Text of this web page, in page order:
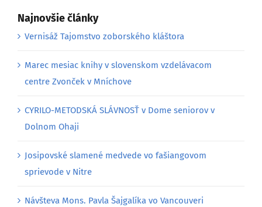
Najnovšie články
Vernisáž Tajomstvo zoborského kláštora
Marec mesiac knihy v slovenskom vzdelávacom
centre Zvonček v Mníchove
CYRILO-METODSKÁ SLÁVNOSŤ v Dome seniorov v
Dolnom Ohaji
Josipovské slamené medvede vo fašiangovom
sprievode v Nitre
Návšteva Mons. Pavla Šajgalíka vo Vancouveri